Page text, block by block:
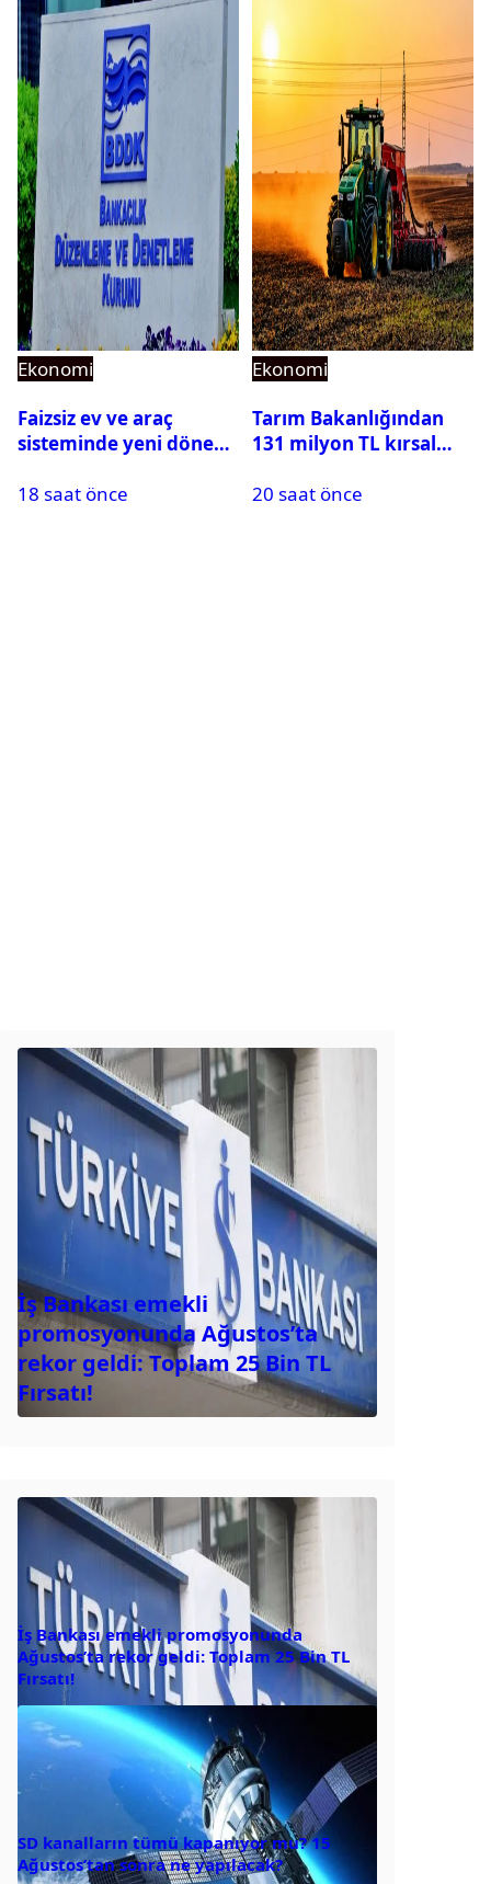
Ekonomi
Faizsiz ev ve araç
sisteminde yeni dönem:
değiştirdi
18 saat önce
Ekonomi
Tarım Bakanlığından
131 milyon TL kırsal
Toplam 688 milyon TL
20 saat önce
İş Bankası emekli
promosyonunda Ağustos’ta
rekor geldi: Toplam 25 Bin TL
Fırsatı!
İş Bankası emekli promosyonunda
Ağustos’ta rekor geldi: Toplam 25 Bin TL
Fırsatı!
SD kanalların tümü kapanıyor mu? 15
Ağustos’tan sonra ne yapılacak?